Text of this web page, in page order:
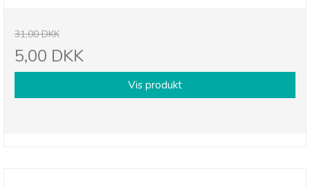
31,00 DKK
5,00 DKK
Vis produkt